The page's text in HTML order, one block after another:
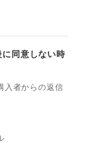
同意しない時
入者からの返信